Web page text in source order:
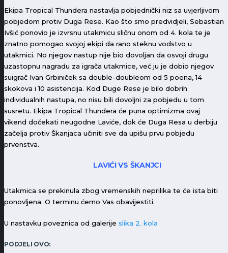
Ekipa Tropical Thundera nastavlja pobjednički niz sa uvjerljivom
pobjedom protiv Duga Rese. Kao što smo predvidjeli, Sebastian
Ivšić ponovio je izvrsnu utakmicu sličnu onom od 4. kola te je
znatno pomogao svojoj ekipi da rano steknu vodstvo u
utakmici. No njegov nastup nije bio dovoljan da osvoji drugu
uzastopnu nagradu za igrača utakmice, već ju je dobio njegov
suigrač Ivan Grbiniček sa double-doubleom od 5 poena, 14
skokova i 10 asistencija. Kod Duge Rese je bilo dobrih
individualnih nastupa, no nisu bili dovoljni za pobjedu u tom
susretu. Ekipa Tropical Thundera će puna optimizma ovaj
vikend dočekati neugodne Laviće, dok će Duga Resa u derbiju
začelja protiv Škanjaca učiniti sve da upišu prvu pobjedu
prvenstva.
LAVIĆI VS ŠKANJCI
Utakmica se prekinula zbog vremenskih neprilika te će ista biti
ponovljena. O terminu ćemo Vas obavijestiti.
U nastavku poveznica od galerije slika 2. kola
PODJELI OVO: